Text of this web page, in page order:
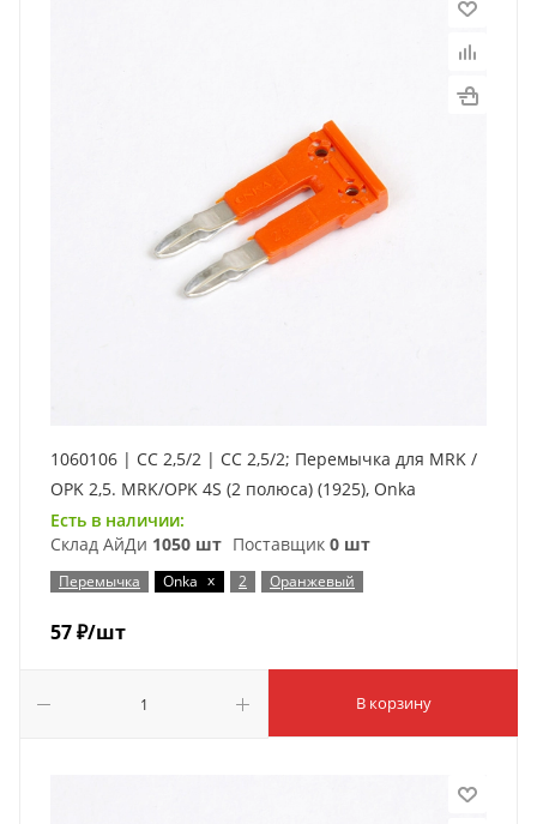
1060106 | CC 2,5/2 | CC 2,5/2; Перемычка для MRK /
OPK 2,5. MRK/OPK 4S (2 полюса) (1925), Onka
Есть в наличии:
Склад АйДи 1050 шт Поставщик 0 шт
Перемычка Onka x 2 Оранжевый
57₽/шт
В корзину